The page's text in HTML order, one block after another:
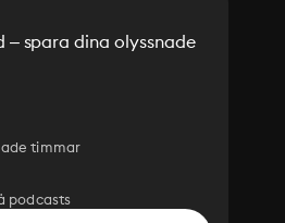
– spara dina olyssnade
timmar
podcasts